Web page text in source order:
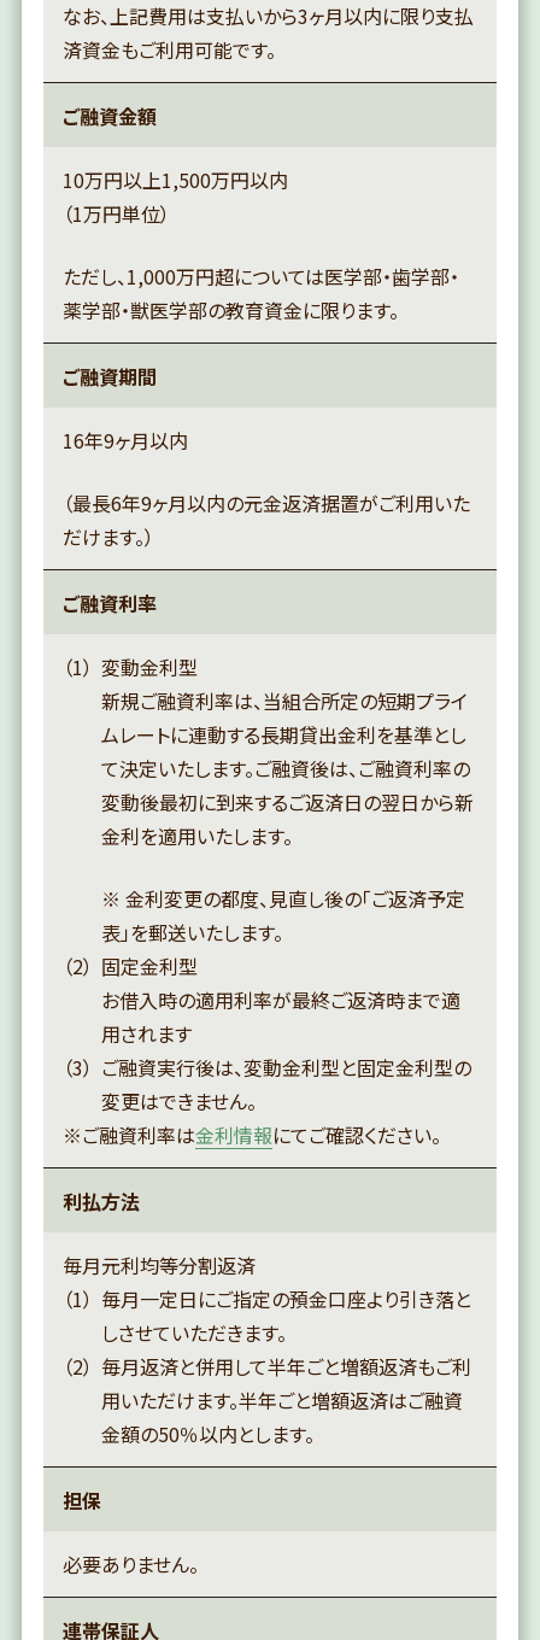
なお、上記費用は支払いから3ヶ月以内に限り支払
済資金もご利用可能です。
ご融資金額
10万円以上1,500万円以内
（1万円単位）
ただし、1,000万円超については医学部・歯学部・
薬学部・獣医学部の教育資金に限ります。
ご融資期間
16年9ヶ月以内
（最長6年9ヶ月以内の元金返済据置がご利用いた
だけます。）
ご融資利率
変動金利型
新規ご融資利率は、当組合所定の短期プライ
ムレートに連動する長期貸出金利を基準とし
て決定いたします。ご融資後は、ご融資利率の
変動後最初に到来するご返済日の翌日から新
金利を適用いたします。
※ 金利変更の都度、見直し後の「ご返済予定
表」を郵送いたします。
固定金利型
お借入時の適用利率が最終ご返済時まで適
用されます
ご融資実行後は、変動金利型と固定金利型の
変更はできません。
※ご融資利率は金利情報にてご確認ください。
利払方法
毎月元利均等分割返済
毎月一定日にご指定の預金口座より引き落と
しさせていただきます。
毎月返済と併用して半年ごと増額返済もご利
用いただけます。半年ごと増額返済はご融資
金額の50％以内とします。
担保
必要ありません。
連帯保証人